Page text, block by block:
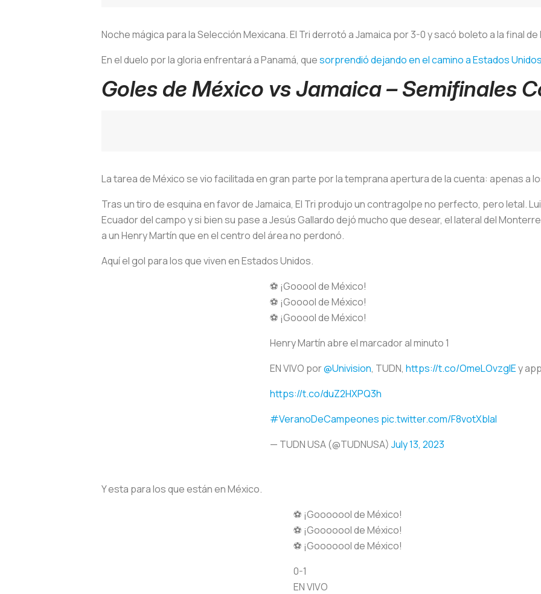
Noche mágica para la Selección Mexicana. El Tri derrotó a Jamaica por 3-0 y sacó boleto a la final de
En el duelo por la gloria enfrentará a Panamá, quesorprendió dejando en el camino a Estados Unidos
Goles de México vs Jamaica – Semifinales
La tarea de México se vio facilitada en gran parte por la temprana apertura de la cuenta: apenas a
Tras un tiro de esquina en favor de Jamaica, El Tri produjo un contragolpe no perfecto, pero letal.
Ecuador del campo y si bien su pase a Jesús Gallardo dejó mucho que desear, el lateral del
a un Henry Martín que en el centro del área no perdonó.
Aquí el gol para los que viven en Estados Unidos.
⚽️ ¡Gooool de México!
⚽️ ¡Gooool de México!
⚽️ ¡Gooool de México!
Henry Martín abre el marcador al minuto 1
EN VIVO por@Univision, TUDN, https://t.co/OmeLOvzglEy app
https://t.co/duZ2HXPQ3h
#VeranoDeCampeones pic.twitter.com/F8votXblal
— TUDN USA (@TUDNUSA) July 13, 2023
Y esta para los que están en México.
⚽ ¡Gooooool de México!
⚽ ¡Gooooool de México!
⚽ ¡Gooooool de México!
0-1
EN VIVO